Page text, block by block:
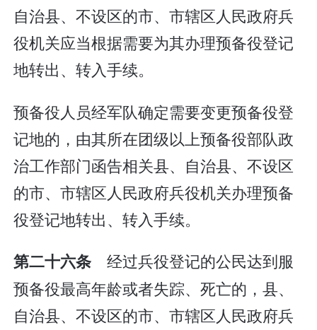
自治县、不设区的市、市辖区人民政府兵
役机关应当根据需要为其办理预备役登记
地转出、转入手续。
预备役人员经军队确定需要变更预备役登
记地的，由其所在团级以上预备役部队政
治工作部门函告相关县、自治县、不设区
的市、市辖区人民政府兵役机关办理预备
役登记地转出、转入手续。
第二十六条经过兵役登记的公民达到服
预备役最高年龄或者失踪、死亡的，县、
自治县、不设区的市、市辖区人民政府兵